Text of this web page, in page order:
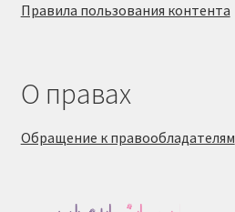
Правила пользования контента
О правах
Обращение к правообладателям